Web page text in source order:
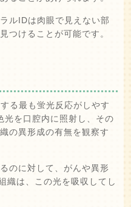
ルIDは肉眼で見えない部
つけることが可能です。
る最も蛍光反応がしやす
を口腔内に照射し、その
の異形成の有無を観察す
のに対して、がんや異形
織は、この光を吸収してし